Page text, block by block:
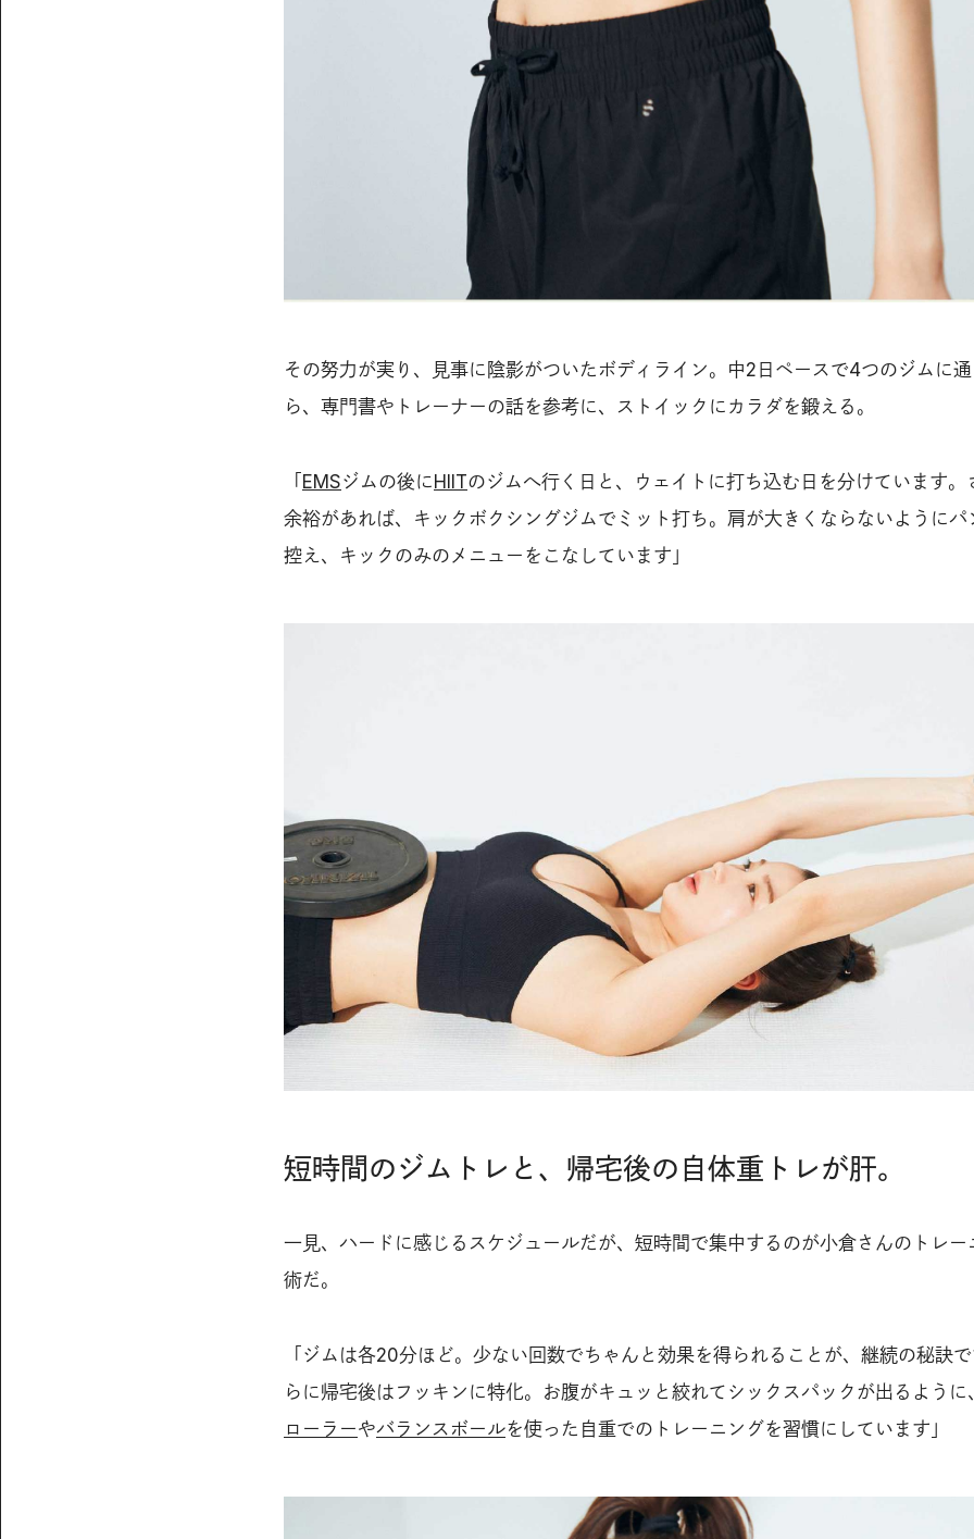
その努力が実り、見事に陰影がついたボディライン。中2日ペースで4つのジムに
ら、専門書やトレーナーの話を参考に、ストイックにカラダを鍛える。
「 EMSジムの後に HIITのジムへ行く日と、ウェイトに打ち込む日を分けています。
余裕があれば、キックボクシングジムでミット打ち。肩が大きくならないようにパ
控え、キックのみのメニューをこなしています」
短時間のジムトレと、帰宅後の自体重トレが肝。
一見、ハードに感じるスケジュールだが、短時間で集中するのが小倉さんのトレー
術だ。
「ジムは各20分ほど。少ない回数でちゃんと効果を得られることが、継続の秘訣
らに帰宅後はフッキンに特化。お腹がキュッと絞れてシックスパックが出るように
ローラーやバランスボールを使った自重でのトレーニングを習慣にしています」